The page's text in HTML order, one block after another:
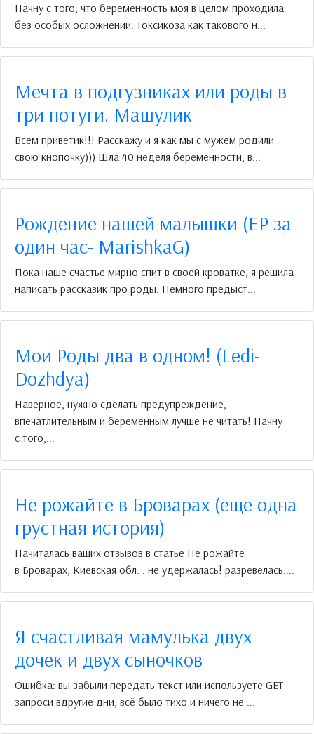
Начну с того, что беременность моя в целом проходила
без особых осложнений. Токсикоза как такового н...
Мечта в подгузниках или роды в
три потуги. Машулик
Всем приветик!!! Расскажу и я как мы с мужем родили
свою кнопочку))) Шла 40 неделя беременности, в...
Рождение нашей малышки (ЕР за
один час- MarishkaG)
Пока наше счастье мирно спит в своей кроватке, я решила
написать рассказик про роды. Немного предыст...
Мои Роды два в одном! (Ledi-
Dozhdya)
Наверное, нужно сделать предупреждение,
впечатлительным и беременным лучше не читать! Начну
с того,...
Не рожайте в Броварах (еще одна
грустная история)
Начиталась ваших отзывов в статье Не рожайте
в Броварах, Киевская обл. . не удержалась! разревелась....
Я счастливая мамулька двух
дочек и двух сыночков
Ошибка: вы забыли передать текст или используете GET-
запроси вдругие дни, всё было тихо и ничего не ...